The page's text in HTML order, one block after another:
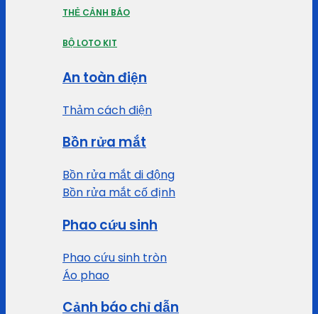
THẺ CẢNH BÁO
BỘ LOTO KIT
An toàn điện
Thảm cách điện
Bồn rửa mắt
Bồn rửa mắt di động
Bồn rửa mắt cố định
Phao cứu sinh
Phao cứu sinh tròn
Áo phao
Cảnh báo chỉ dẫn